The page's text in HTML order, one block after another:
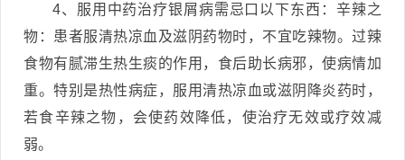
4、服用中药治疗银屑病需忌口以下东西：辛辣之
物：患者服清热凉血及滋阴药物时，不宜吃辣物。过辣
食物有腻滞生热生痰的作用，食后助长病邪，使病情加
重。特别是热性病症，服用清热凉血或滋阴降炎药时，
若食辛辣之物，会使药效降低，使治疗无效或疗效减
弱。